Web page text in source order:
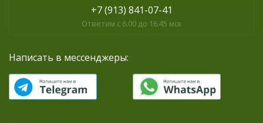
+7 (913) 841-07-41
Ответим с 6.00 до 16.45 мск
Написать в мессенджеры: